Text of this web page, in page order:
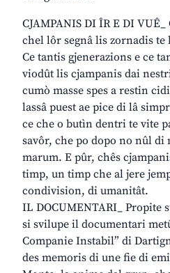
CJAMPANIS DI ÎR E DI
chel lôr segnâ lis zornadis
Ce tantis gjenerazions e ce
viodût lis cjampanis dai
cumò masse spes a restin
lassâ puest ae pice di lâ
ce che o butìn dentri te vite
savôr, che po dopo no nûl di
marum. E pûr, chês
timp, un timp che al jere
condivision, di umanitât.
IL DOCUMENTARI_ Propite
si svilupe il documentari
Companie Instabil” di
des memoris di une fie di